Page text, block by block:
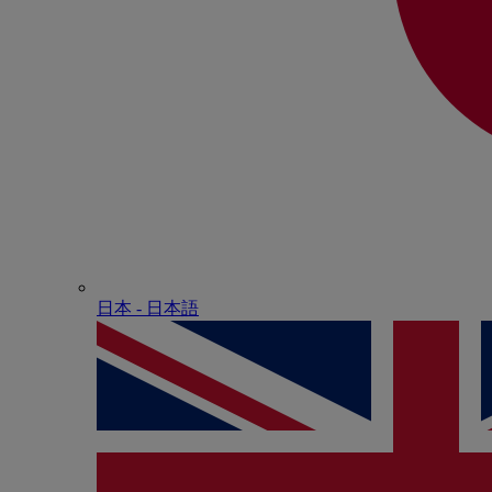
日本 - ⽇本語